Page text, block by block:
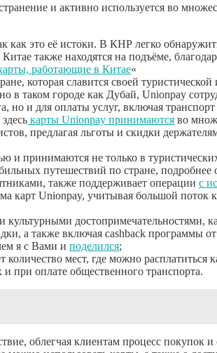
и активно используется во
как это её истоки. В КНР легко
также находятся на подъёме,
работающие в Китае«
которая славится своей
таком городе как Дубай, Unionpay
но и для оплаты услуг, включая транспорт
карты Unionpay принимаются во
предлагая льготы и скидки
и принимаются не только в
путешествий по стране, подробнее
также поддерживает операции с
карт Unionpay, учитывая большой
культурными
а также включая cashback программы
я с Вами и поделился;
количество мест, где можно
при оплате общественного транспорта.
облегчая клиентам процесс